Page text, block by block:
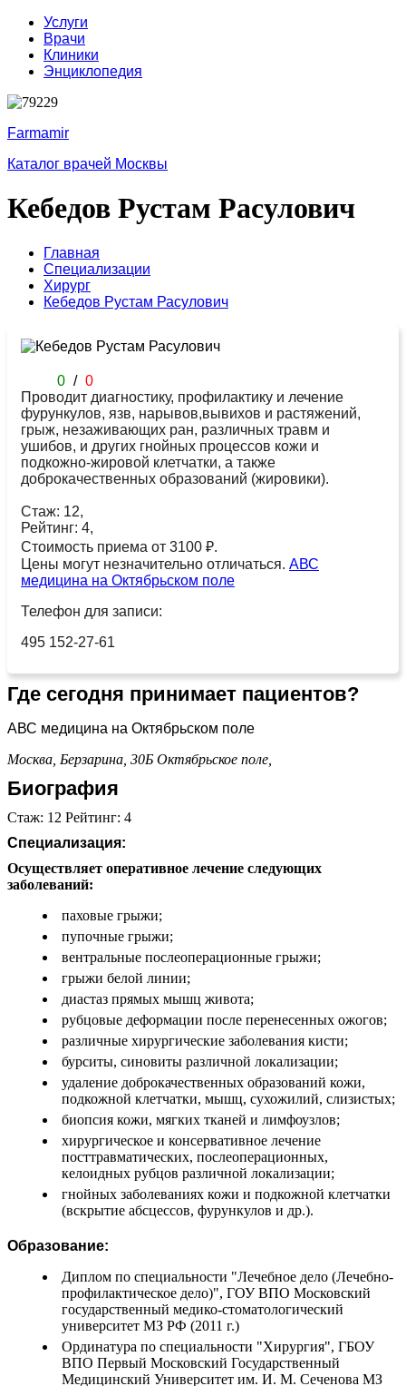
Услуги
Врачи
Клиники
Энциклопедия
Farmamir
Каталог врачей Москвы
Кебедов Рустам Расулович
Главная
Специализации
Хирург
Кебедов Рустам Расулович
0 / 0
Проводит диагностику, профилактику и лечение
фурункулов, язв, нарывов,вывихов и растяжений,
грыж, незаживающих ран, различных травм и
ушибов, и других гнойных процессов кожи и
подкожно-жировой клетчатки, а также
доброкачественных образований (жировики).
Стаж: 12,
Рейтинг: 4,
Стоимость приема от 3100 ₽.
Цены могут незначительно отличаться. АВС
медицина на Октябрьском поле
Телефон для записи:
495 152-27-61
Где сегодня принимает пациентов?
АВС медицина на Октябрьском поле
Москва, Берзарина, 30Б Октябрьское поле,
Биография
Стаж: 12 Рейтинг: 4
Специализация:
Осуществляет оперативное лечение следующих
заболеваний:
паховые грыжи;
пупочные грыжи;
вентральные послеоперационные грыжи;
грыжи белой линии;
диастаз прямых мышц живота;
рубцовые деформации после перенесенных ожогов;
различные хирургические заболевания кисти;
бурситы, синовиты различной локализации;
удаление доброкачественных образований кожи,
подкожной клетчатки, мышц, сухожилий, слизистых;
биопсия кожи, мягких тканей и лимфоузлов;
хирургическое и консервативное лечение
посттравматических, послеоперационных,
келоидных рубцов различной локализации;
гнойных заболеваниях кожи и подкожной клетчатки
(вскрытие абсцессов, фурункулов и др.).
Образование:
Диплом по специальности "Лечебное дело (Лечебно-
профилактическое дело)", ГОУ ВПО Московский
государственный медико-стоматологический
университет МЗ РФ (2011 г.)
Ординатура по специальности "Хирургия", ГБОУ
ВПО Первый Московский Государственный
Медицинский Университет им. И. М. Сеченова МЗ